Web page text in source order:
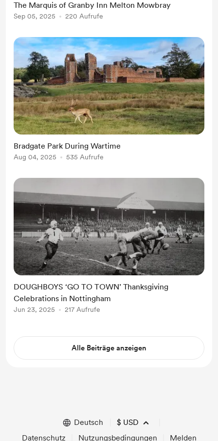
The Marquis of Granby Inn Melton Mowbray
Sep 05, 2025 220 Aufrufe
Bradgate Park During Wartime
Aug 04, 2025 535 Aufrufe
DOUGHBOYS ‘GO TO TOWN’ Thanksgiving
Celebrations in Nottingham
Jun 23, 2025 217 Aufrufe
Alle Beiträge anzeigen
Deutsch $ USD
Datenschutz
Nutzungsbedingungen Melden